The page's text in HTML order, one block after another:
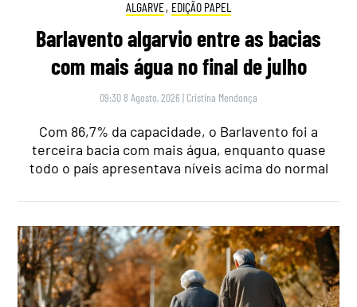
ALGARVE, EDIÇÃO PAPEL
Barlavento algarvio entre as bacias
com mais água no final de julho
09:30 8 Agosto, 2026 | Cristina Mendonça
Com 86,7% da capacidade, o Barlavento foi a
terceira bacia com mais água, enquanto quase
todo o país apresentava níveis acima do normal